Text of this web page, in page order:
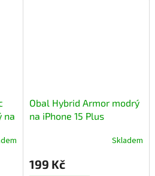
na
Obal Hybrid Armor modrý
na iPhone 15 Plus
Skladem
199 Kč